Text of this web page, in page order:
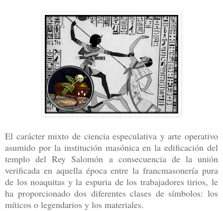
El carácter mixto de ciencia especulativa y arte operativo
asumido por la institución masónica en la edificación del
templo del Rey Salomón a consecuencia de la unión
verificada en aquella época entre la francmasonería pura
de los noaquitas y la espuria de los trabajadores tirios, le
ha proporcionado dos diferentes clases de símbolos: los
míticos o legendarios y los materiales.